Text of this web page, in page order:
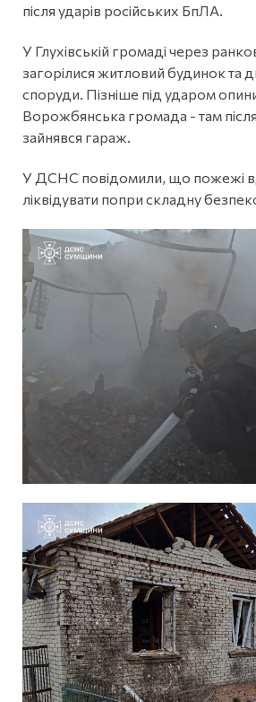
після ударів російських БпЛА.
У Глухівській громаді через
загорілися житловий будинок та
споруди. Пізніше під ударом
Ворожбянська громада - там
зайнявся гараж.
У ДСНС повідомили, що пожежі
ліквідувати попри складну